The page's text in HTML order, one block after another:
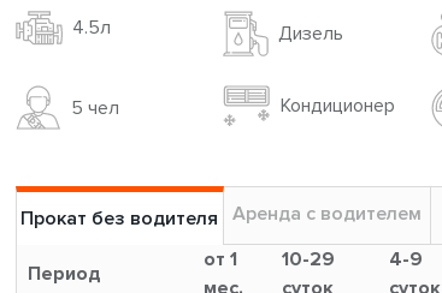
4.5л Дизель
5 чел Кондиционер
Прокат без водителя Аренда с водителем
Период
от 1
10-29
4-9